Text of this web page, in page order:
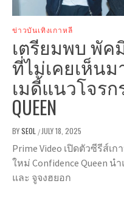
ข่าวบันเทิงเกาหลี
เตรียมพบ พั
ที่ไม่เคยเห็น
เมดี้แนวโจรกร
QUEEN
BYSEOL / JULY 18, 2025
Prime Video เปิดตัวซีรีส์เ
ใหม่ Confidence Queen
และ จูจงฮยอก